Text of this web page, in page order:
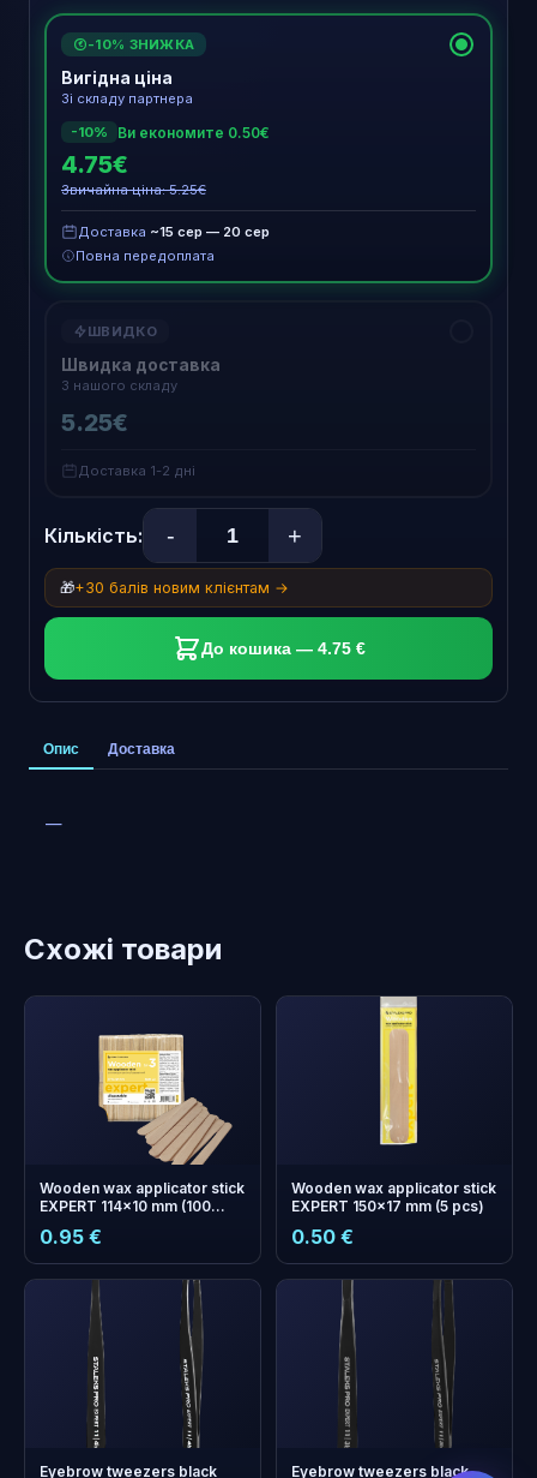
€ -10% ЗНИЖКА
Вигідна ціна
Зі складу партнера
-10%
Ви економите 0.50€
4.75€
Звичайна ціна: 5.25€
Доставка ~15 сер — 20 сер
Повна передоплата
ШВИДКО
Швидка доставка
З нашого складу
5.25€
Доставка 1-2 дні
Кількість: - +
🎁+30 балів новим клієнтам →
До кошика — 4.75 €
Опис Доставка
—
Схожі товари
Wooden wax applicator stick
EXPERT 114x10 mm (100
0.95 €
Wooden wax applicator stick
EXPERT 150x17 mm (5 pcs)
0.50 €
Eyebrow tweezers black Eyebrow tweezers black
+
Збирайте і економте на